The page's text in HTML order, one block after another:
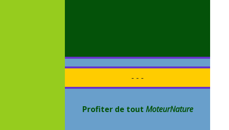
- - -
Profiter de tout MoteurNature